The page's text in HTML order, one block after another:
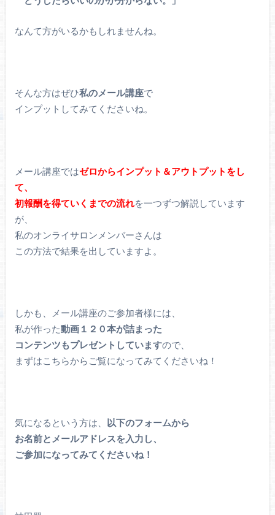
なんて方がいるかもしれませんね。
そんな方はぜひ私のメール講座で
インプットしてみてくださいね。
メール講座ではゼロからインプット＆アウトプットをし
て、
初報酬を得ていくまでの流れを一つずつ解説しています
が、
私のオンライサロンメンバーさんは
この方法で結果を出していますよ。
しかも、メール講座のご参加者様には、
私が作った動画１２０本が詰まった
コンテンツもプレゼントしていますので、
まずはこちらからご覧になってみてくださいね！
気になるという方は、 以下のフォームから
お名前とメールアドレスを入力し、
ご参加になってみてくださいね！